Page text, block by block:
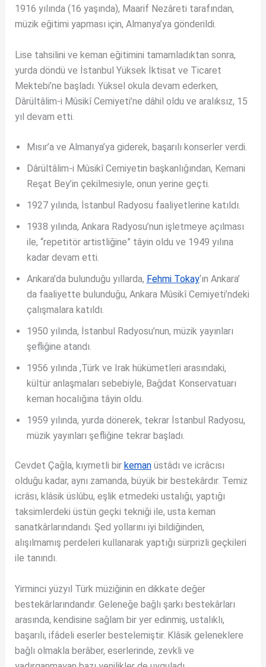
1916 yılında (16 yaşında), Maarif Nezâreti tarafından,
müzik eğitimi yapması için, Almanya’ya gönderildi.
Lise tahsilini ve keman eğitimini tamamladıktan sonra,
yurda döndü ve İstanbul Yüksek İktisat ve Ticaret
Mektebi’ne başladı. Yüksel okula devam ederken,
Dârültâlim-i Mûsikî Cemiyeti’ne dâhil oldu ve aralıksız, 15
yıl devam etti.
Mısır’a ve Almanya’ya giderek, başarılı konserler verdi.
Dârültâlim-i Mûsikî Cemiyetin başkanlığından, Kemani
Reşat Bey’in çekilmesiyle, onun yerine geçti.
1927 yılında, İstanbul Radyosu faaliyetlerine katıldı.
1938 yılında, Ankara Radyosu’nun işletmeye açılması
ile, “repetitör artistliğine” tâyin oldu ve 1949 yılına
kadar devam etti.
Ankara’da bulunduğu yıllarda, Fehmi Tokay‘ın Ankara’
da faaliyette bulunduğu, Ankara Mûsikî Cemiyeti’ndeki
çalışmalara katıldı.
1950 yılında, İstanbul Radyosu’nun, müzik yayınları
şefliğine atandı.
1956 yılında ,Türk ve Irak hükümetleri arasındaki,
kültür anlaşmaları sebebiyle, Bağdat Konservatuarı
keman hocalığına tâyin oldu.
1959 yılında, yurda dönerek, tekrar İstanbul Radyosu,
müzik yayınları şefliğine tekrar başladı.
Cevdet Çağla, kıymetli bir kemanüstâdı ve icrâcısı
olduğu kadar, aynı zamanda, büyük bir bestekârdır. Temiz
icrâsı, klâsik üslûbu, eşlik etmedeki ustalığı, yaptığı
taksimlerdeki üstün geçki tekniği ile, usta keman
sanatkârlarındandı. Şed yollarını iyi bildiğinden,
alışılmamış perdeleri kullanarak yaptığı sürprizli geçkileri
ile tanındı.
Yirminci yüzyıl Türk müziğinin en dikkate değer
bestekârlarındandır. Geleneğe bağlı şarkı bestekârları
arasında, kendisine sağlam bir yer edinmiş, ustalıklı,
başarılı, ifâdeli eserler bestelemiştir. Klâsik geleneklere
bağlı olmakla berâber, eserlerinde, zevkli ve